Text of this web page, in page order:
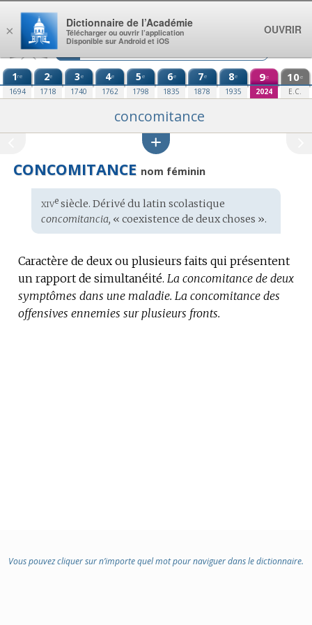
Aller au contenu
1re
1694
2e
1718
3e
1740
4e
1762
5e
1798
6e
1835
7e
1878
8e
1935
9e
2024
10e
E.C.
concomitance
CONCOMITANCE nom féminin
Étymologie
:
xivesiècle. Dérivé du latin scolastique
concomitancia, « coexistence de deux choses ».
Caractère de deux ou plusieurs faits qui présentent
un rapport de simultanéité. La concomitance de deux
symptômes dans une maladie. La concomitance des
offensives ennemies sur plusieurs fronts.
Vous pouvez cliquer sur n’importe quel mot pour naviguer dans le dictionnaire.
×
Dictionnaire de l’Académie
Télécharger ou ouvrir l’application
Disponible sur Android et iOS
OUVRIR